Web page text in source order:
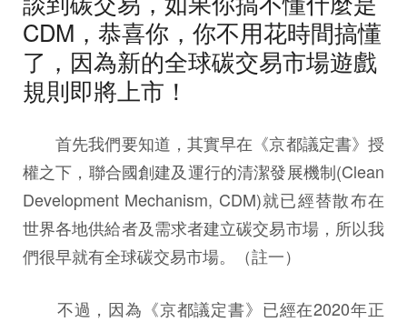
CDM，恭喜你，你不用花時間搞懂
了，因為新的全球碳交易市場遊戲
規則即將上市！
首先我們要知道，其實早在《京都議定書》授
權之下，聯合國創建及運行的清潔發展機制(Clean
Development Mechanism, CDM)就已經替散布在
世界各地供給者及需求者建立碳交易市場，所以我
們很早就有全球碳交易市場。（註一）
不過，因為《京都議定書》已經在2020年正